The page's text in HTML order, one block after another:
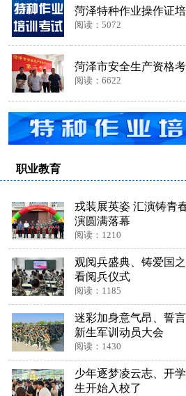
菏泽特种作业操作证
阅读：5072
菏泽市安全生产资格
阅读：6622
职业教育
戎装展英姿 汇演铸青
演圆满落幕
阅读：1210
观阅兵盛典、铸爱国
看阅兵仪式
阅读：1185
迷彩加身意气昂、誓
新生军训动员大会
阅读：1430
少年逐梦凌云志、开
生开始入校了